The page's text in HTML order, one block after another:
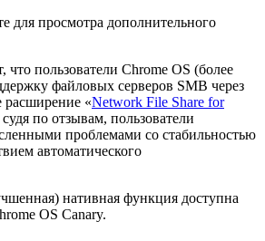
для просмотра дополнительного
что пользователи Chrome OS (более
файловых серверов SMB через
расширение «Network File Share for
по отзывам, пользователи
проблемами со стабильностью
автоматического
нативная функция доступна
OS Canary.